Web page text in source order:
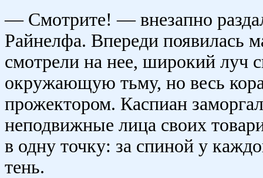
— Смотрите! — внезапно
Райнелфа. Впереди появилась
смотрели на нее, широкий луч
окружающую тьму, но весь
прожектором. Каспиан
неподвижные лица своих
в одну точку: за спиной у
тень.